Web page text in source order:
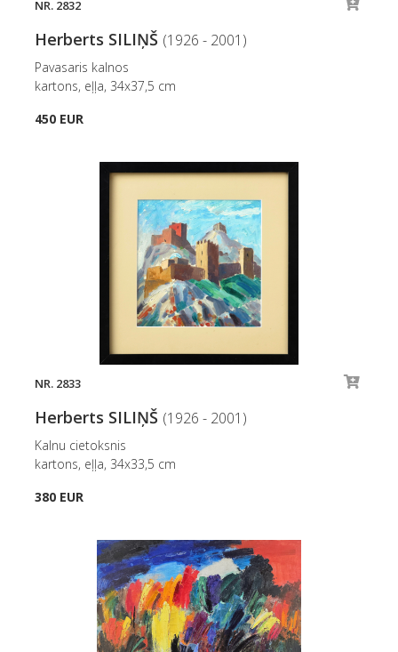
NR. 2832
Herberts SILIŅŠ (1926 - 2001)
Pavasaris kalnos
kartons, eļļa, 34x37,5 cm
450 EUR
NR. 2833
Herberts SILIŅŠ (1926 - 2001)
Kalnu cietoksnis
kartons, eļļa, 34x33,5 cm
380 EUR